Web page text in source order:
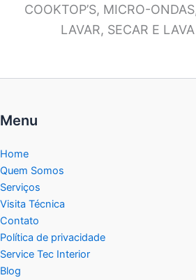
COOKTOP’S, MICRO-
LAVAR, SECAR E
Menu
Home
Quem Somos
Serviços
Visita Técnica
Contato
Política de privacidade
Service Tec Interior
Blog